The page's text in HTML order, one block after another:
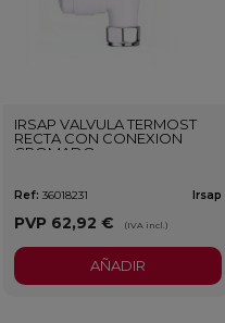
IRSAP VALVULA TERMOST
RECTA CON CONEXION
CROMADO
Ref: 36018231 Irsap
PVP 62,92 € (IVA incl.)
AÑADIR